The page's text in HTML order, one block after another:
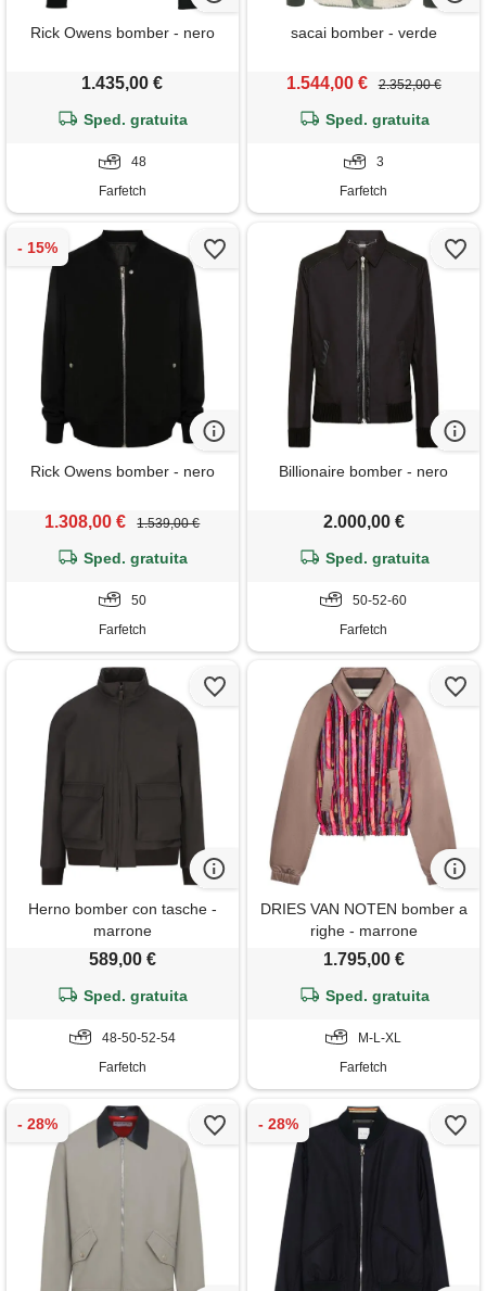
Rick Owens bomber - nero
1.435,00 €
Sped. gratuita
48
Farfetch
sacai bomber - verde
1.544,00 € 2.352,00 €
Sped. gratuita
3
Farfetch
Rick Owens bomber - nero
1.308,00 € 1.539,00 €
Sped. gratuita
50
Farfetch
Billionaire bomber - nero
2.000,00 €
Sped. gratuita
50-52-60
Farfetch
Herno bomber con tasche -
marrone
589,00 €
Sped. gratuita
48-50-52-54
Farfetch
DRIES VAN NOTEN bomber a
righe - marrone
1.795,00 €
Sped. gratuita
M-L-XL
Farfetch